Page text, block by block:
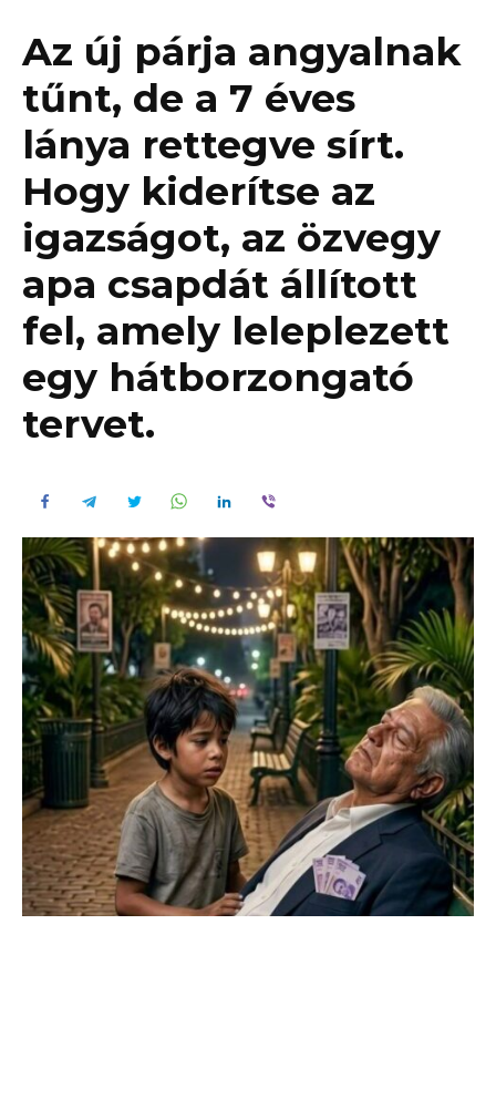
Az új párja angyalnak
tűnt, de a 7 éves
lánya rettegve sírt.
Hogy kiderítse az
igazságot, az özvegy
apa csapdát állított
fel, amely leleplezett
egy hátborzongató
tervet.